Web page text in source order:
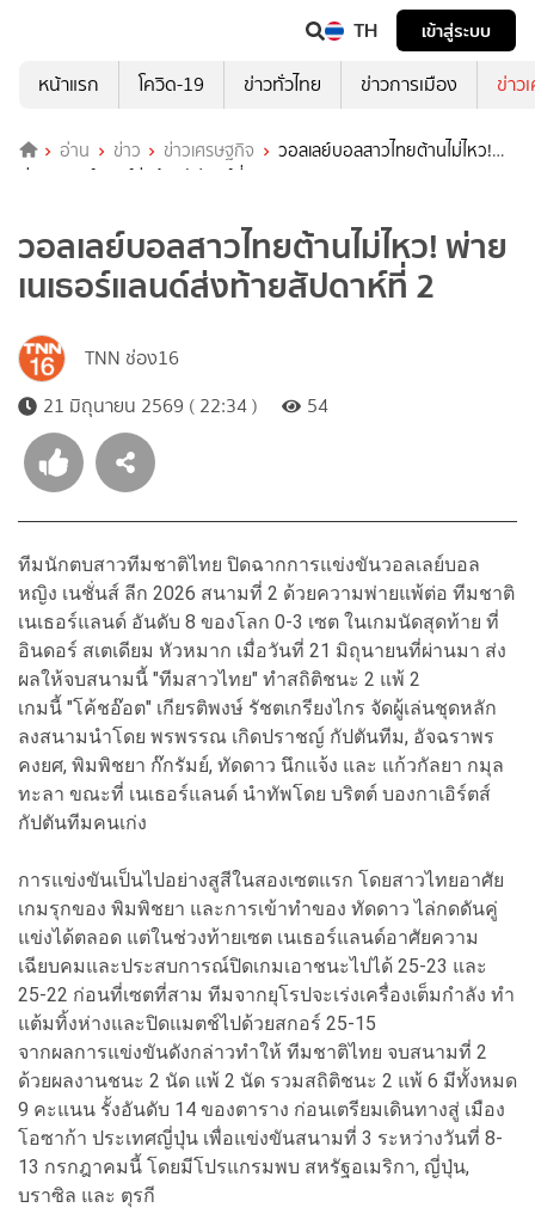
TH
เข้าสู่ระบบ
หน้าแรก
โควิด-19 ข่าวทั่วไทย ข่าวการเมือง ข่าว
อ่าน ข่าว ข่าวเศรษฐกิจ
วอลเลย์บอลสาวไทยต้านไม่ไหว!
พ่ายเนเธอร์แลนด์ส่งท้ายสัปดาห์ที่ 2
วอลเลย์บอลสาวไทยต้านไม่ไหว! พ่าย
เนเธอร์แลนด์ส่งท้ายสัปดาห์ที่ 2
TNN ช่อง16
21 มิถุนายน 2569 ( 22:34 )
54
ทีมนักตบสาวทีมชาติไทย ปิดฉากการแข่งขันวอลเลย์บอล
หญิง เนชั่นส์ ลีก 2026 สนามที่ 2 ด้วยความพ่ายแพ้ต่อ ทีมชาติ
เนเธอร์แลนด์ อันดับ 8 ของโลก 0-3 เซต ในเกมนัดสุดท้าย ที่
อินดอร์ สเตเดียม หัวหมาก เมื่อวันที่ 21 มิถุนายนที่ผ่านมา ส่ง
ผลให้จบสนามนี้ "ทีมสาวไทย" ทำสถิติชนะ 2 แพ้ 2
เกมนี้ "โค้ชอ๊อต" เกียรติพงษ์ รัชตเกรียงไกร จัดผู้เล่นชุดหลัก
ลงสนามนำโดย พรพรรณ เกิดปราชญ์ กัปตันทีม, อัจฉราพร
คงยศ, พิมพิชยา ก๊กรัมย์, ทัดดาว นึกแจ้ง และ แก้วกัลยา กมุล
ทะลา ขณะที่ เนเธอร์แลนด์ นำทัพโดย บริตต์ บองกาเอิร์ตส์
กัปตันทีมคนเก่ง
การแข่งขันเป็นไปอย่างสูสีในสองเซตแรก โดยสาวไทยอาศัย
เกมรุกของ พิมพิชยา และการเข้าทำของ ทัดดาว ไล่กดดันคู่
แข่งได้ตลอด แต่ในช่วงท้ายเซต เนเธอร์แลนด์อาศัยความ
เฉียบคมและประสบการณ์ปิดเกมเอาชนะไปได้ 25-23 และ
25-22 ก่อนที่เซตที่สาม ทีมจากยุโรปจะเร่งเครื่องเต็มกำลัง ทำ
แต้มทิ้งห่างและปิดแมตช์ไปด้วยสกอร์ 25-15
จากผลการแข่งขันดังกล่าวทำให้ ทีมชาติไทย จบสนามที่ 2
ด้วยผลงานชนะ 2 นัด แพ้ 2 นัด รวมสถิติชนะ 2 แพ้ 6 มีทั้งหมด
9 คะแนน รั้งอันดับ 14 ของตาราง ก่อนเตรียมเดินทางสู่ เมือง
โอซาก้า ประเทศญี่ปุ่น เพื่อแข่งขันสนามที่ 3 ระหว่างวันที่ 8-
13 กรกฎาคมนี้ โดยมีโปรแกรมพบ สหรัฐอเมริกา, ญี่ปุ่น,
บราซิล และ ตุรกี